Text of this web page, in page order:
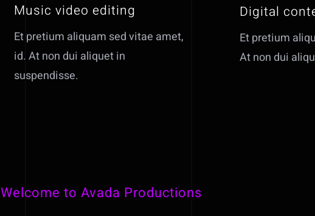
Music video editing
Et pretium aliquam sed vitae amet,
id. At non dui aliquet in
suspendisse.
Digital
Et pretium
At non dui
Welcome to Avada Productions